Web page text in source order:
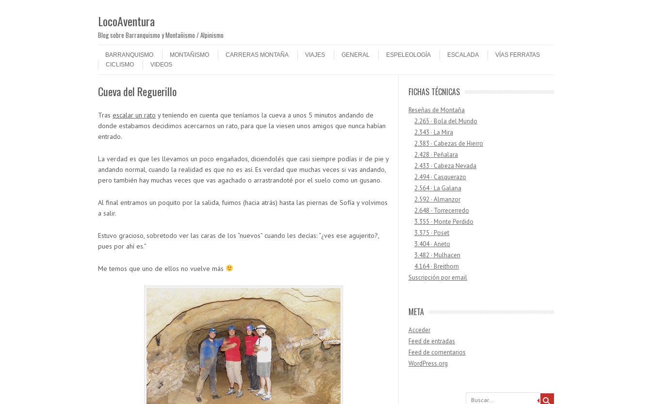
LocoAventura
Blog sobre Barranquismo y Montañismo / Alpinismo
Menú
BARRANQUISMO
MONTAÑISMO CARRERAS MONTAÑA VIAJES GENERAL ESPELEOLOGÍA ESCALADA
VÍAS FERRATAS
CICLISMO
VIDEOS
Cueva del Reguerillo
Tras escalar un rato y teníendo en cuenta que teníamos la cueva a unos 5 minutos andando de
donde estabamos decidimos acercarnos un rato, para que la viesen unos amigos que nunca habían
entrado.
La verdad es que les llevamos un poco engañados, diciendolés que casi siempre podías ir de pie y
andando normal, cuando la realidad es que no es así. Es verdad que muchas veces si vas andando,
pero también hay muchas veces que vas agachado o arrastrandoté por el suelo como un gusano.
Al final entramos un poquito por la salida, fuimos (hacia atrás) hasta las piernas de Sofía y volvimos
a salir.
Estuvo gracioso, sobretodo ver las caras de los “nuevos” cuando les decías: “¿ves ese agujerito?,
pues por ahí es.”
Me temos que uno de ellos no vuelve más
FICHAS TÉCNICAS
Reseñas de Montaña
2.265 · Bola del Mundo
2.343 · La Mira
2.383 · Cabezas de Hierro
2.428 · Peñalara
2.433 · Cabeza Nevada
2.494 · Casquerazo
2.564 · La Galana
2.592 · Almanzor
2.648 · Torrecerredo
3.355 · Monte Perdido
3.375 · Poset
3.404 · Aneto
3.482 · Mulhacen
4.164 · Breithorn
Suscripción por email
META
Acceder
Feed de entradas
Feed de comentarios
WordPress.org